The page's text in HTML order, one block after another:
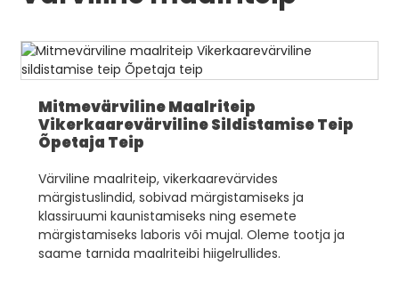
Mitmevärviline Maalriteip
Vikerkaarevärviline Sildistamise Teip
Õpetaja Teip
Värviline maalriteip, vikerkaarevärvides
märgistuslindid, sobivad märgistamiseks ja
klassiruumi kaunistamiseks ning esemete
märgistamiseks laboris või mujal. Oleme tootja ja
saame tarnida maalriteibi hiigelrullides.